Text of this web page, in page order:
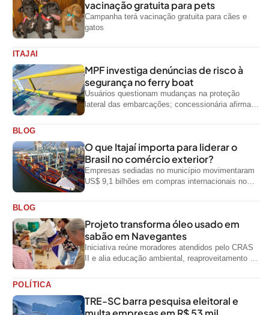
vacinação gratuita para pets
Campanha terá vacinação gratuita para cães e
gatos
ITAJAI
MPF investiga denúncias de risco à
segurança no ferry boat
Usuários questionam mudanças na proteção
lateral das embarcações; concessionária afirma
BLOG
O que Itajaí importa para liderar o
Brasil no comércio exterior?
Empresas sediadas no município movimentaram
US$ 9,1 bilhões em compras internacionais no
BLOG
Projeto transforma óleo usado em
sabão em Navegantes
Iniciativa reúne moradores atendidos pelo CRAS
II e alia educação ambiental, reaproveitamento de
POLÍTICA
TRE-SC barra pesquisa eleitoral e